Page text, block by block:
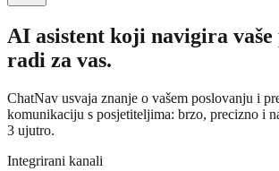
AI asistent koji navigira
radi za vas.
ChatNav usvaja znanje o vašem poslovanju i
komunikaciju s posjetiteljima: brzo, precizno i
3 ujutro.
Integrirani kanali